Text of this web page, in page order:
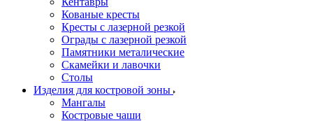
Кованые кресты
Кресты с лазерной резкой
Ограды с лазерной резкой
Памятники металические
Скамейки и лавочки
Столы
Изделия для костровой зоны
Мангалы
Костровые чаши